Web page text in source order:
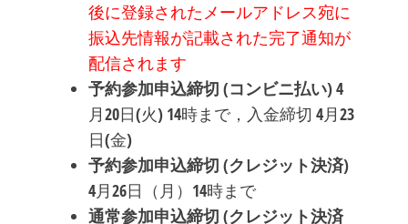
後に登録されたメールアドレス宛に
振込先情報が記載された完了通知が
配信されます
予約参加申込締切 (コンビニ払い)4
月20日(火) 14時まで，入金締切 4月23
日(金)
予約参加申込締切 (クレジット決済)
4月26日（月）14時まで
通常参加申込締切 (クレジット決済